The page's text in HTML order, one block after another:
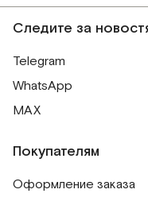
Следите за
Telegram
WhatsApp
MAX
Покупателям
Оформление заказа